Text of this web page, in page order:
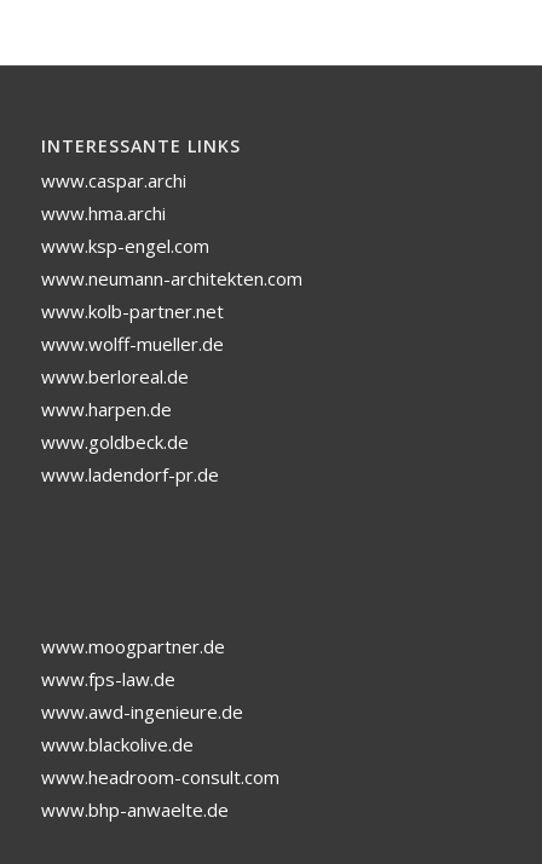
INTERESSANTE LINKS
www.caspar.archi
www.hma.archi
www.ksp-engel.com
www.neumann-architekten.com
www.kolb-partner.net
www.wolff-mueller.de
www.berloreal.de
www.harpen.de
www.goldbeck.de
www.ladendorf-pr.de
www.moogpartner.de
www.fps-law.de
www.awd-ingenieure.de
www.blackolive.de
www.headroom-consult.com
www.bhp-anwaelte.de